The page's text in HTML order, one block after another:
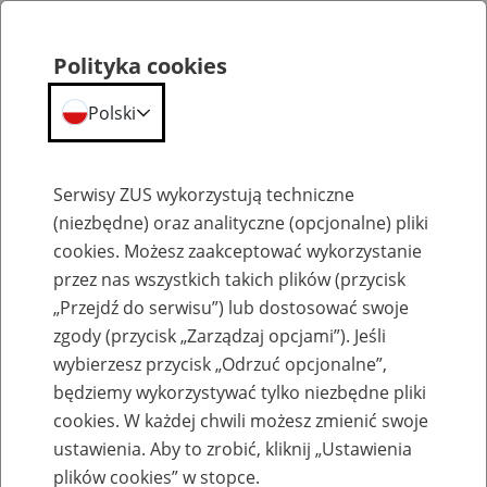
Emerytury
Baza zlikwidowanych lub
przekształconych zakładów pracy
Polityka cookies
Polski
Serwisy ZUS wykorzystują techniczne
(niezbędne) oraz analityczne (opcjonalne) pliki
cookies. Możesz zaakceptować wykorzystanie
przez nas wszystkich takich plików (przycisk
„Przejdź do serwisu”) lub dostosować swoje
zgody (przycisk „Zarządzaj opcjami”). Jeśli
wybierzesz przycisk „Odrzuć opcjonalne”,
będziemy wykorzystywać tylko niezbędne pliki
cookies. W każdej chwili możesz zmienić swoje
ustawienia. Aby to zrobić, kliknij „Ustawienia
plików cookies” w stopce.